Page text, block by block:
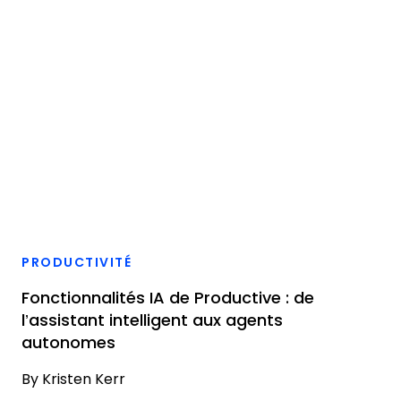
PRODUCTIVITÉ
Fonctionnalités IA de Productive : de
l’assistant intelligent aux agents
autonomes
By Kristen Kerr